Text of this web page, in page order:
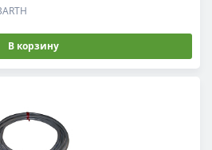
В корзину